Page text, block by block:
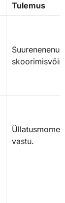
Tulemus
Suurenenenud
vastu.